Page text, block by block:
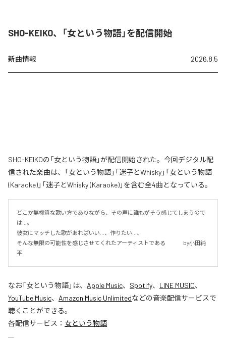
SHO-KEIKO、「女という物語」を配信開始
新曲情報 2026.8.5
SHO-KEIKOの「女という物語」が配信開始された。今回デジタル配
信された楽曲は、「女という物語」「迷子とWhisky」「女という物語
(Karaoke)」「迷子とWhisky (Karaoke)」を含む全4曲となっている。
どこか無機質な歌い方でありながら、その声に誰もがそう感じてしまうので
は…。
彼女にマッチした歌があればいい…、作りたい…、
そんな無限の可能性を感じさせてくれたアーティストである 　　　by小田純
平
なお「女という物語」は、 Apple Music、 Spotify、 LINE MUSIC、
YouTube Music、 Amazon Music Unlimitedなどの音楽配信サービスで
聴くことができる。
各配信サービス： 女という物語